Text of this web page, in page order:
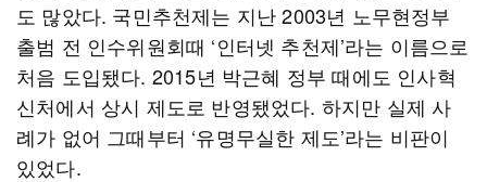
도 많았다. 국민추천제는 지난 2003년 노무현정부
출범 전 인수위원회때 ‘인터넷 추천제’라는 이름으로
처음 도입됐다. 2015년 박근혜 정부 때에도 인사혁
신처에서 상시 제도로 반영됐었다. 하지만 실제 사
례가 없어 그때부터 ‘유명무실한 제도’라는 비판이
있었다.